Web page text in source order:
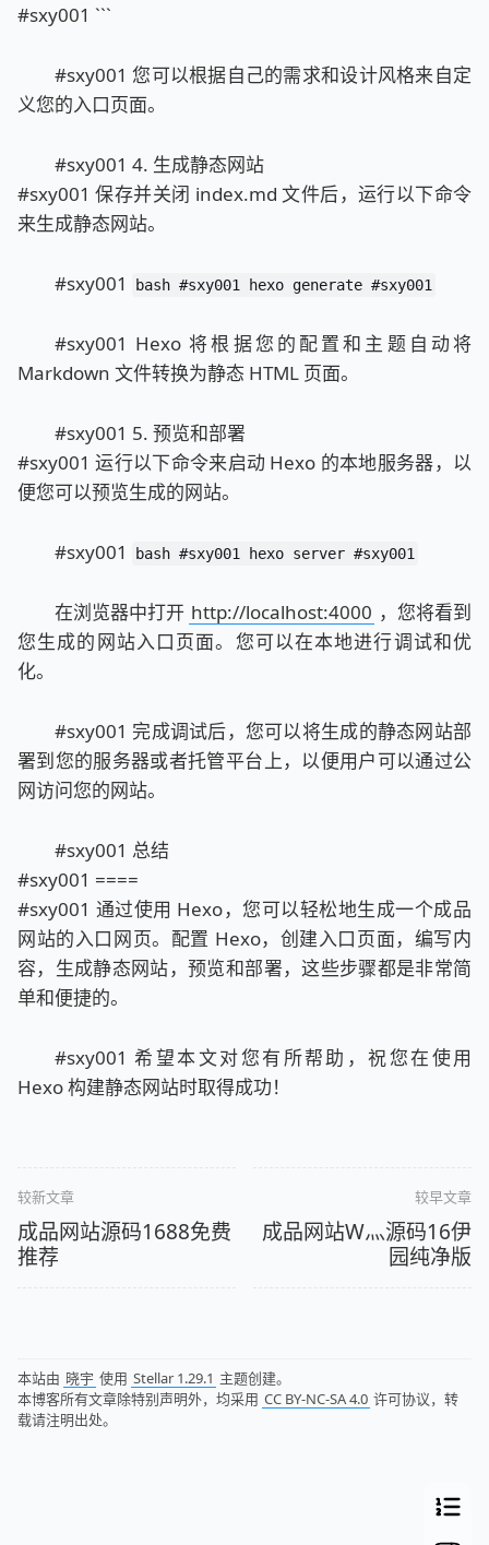
#sxy001 ```
#sxy001 您可以根据自己的需求和设计风格来自定
义您的入口页面。
#sxy001 4. 生成静态网站
#sxy001 保存并关闭 index.md 文件后，运行以下命令
来生成静态网站。
#sxy001 bash #sxy001 hexo generate #sxy001
#sxy001 Hexo 将根据您的配置和主题自动将
Markdown 文件转换为静态 HTML 页面。
#sxy001 5. 预览和部署
#sxy001 运行以下命令来启动 Hexo 的本地服务器，以
便您可以预览生成的网站。
#sxy001 bash #sxy001 hexo server #sxy001
在浏览器中打开 http://localhost:4000 ，您将看到
您生成的网站入口页面。您可以在本地进行调试和优
化。
#sxy001 完成调试后，您可以将生成的静态网站部
署到您的服务器或者托管平台上，以便用户可以通过公
网访问您的网站。
#sxy001 总结
#sxy001 ====
#sxy001 通过使用 Hexo，您可以轻松地生成一个成品
网站的入口网页。配置 Hexo，创建入口页面，编写内
容，生成静态网站，预览和部署，这些步骤都是非常简
单和便捷的。
#sxy001 希望本文对您有所帮助，祝您在使用
Hexo 构建静态网站时取得成功！
较新文章
成品网站源码1688免费
推荐
较早文章
成品网站W灬源码16伊
园纯净版
本站由 晓宇 使用 Stellar 1.29.1 主题创建。
本博客所有文章除特别声明外，均采用 CC BY-NC-SA 4.0 许可协议，转
载请注明出处。